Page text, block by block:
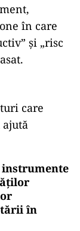
în care
și „risc
care
ajută
în